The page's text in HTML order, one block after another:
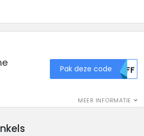
MEER INFORMATIE
Pak deze code MDFF